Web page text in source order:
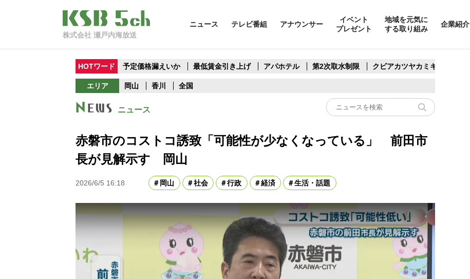
株式会社 瀬戸内海放送
ニュース テレビ番組 アナウンサー
イベント
プレゼント
地域を元気に
する取り組み
企業紹介
HOTワード 予定価格漏えいか 最低賃金引き上げ アパホテル 第2次取水制限 クビアカツヤカミキリ
エリア 岡山 香川 全国
ニュース
赤磐市のコストコ誘致「可能性が少なくなっている」 前田市
長が見解示す 岡山
2026/6/5 16:18 岡山 社会 行政 経済 生活・話題